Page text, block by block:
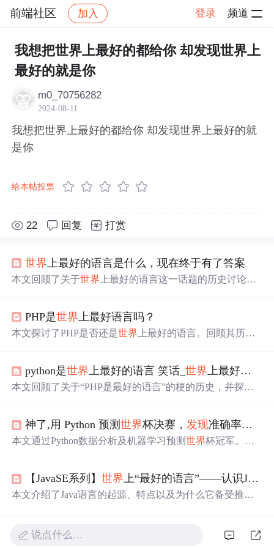
前端社区 加入 登录 频道
社区 前端社区 感慨 帖子详情
我想把世界上最好的都给你 却发现世界上
最好的就是你
m0_70756282
2024-08-11
我想把世界上最好的都给你 却发现世界上最好的就
是你
给本帖投票
22 回复 打赏
世界 上最好的语言是什么，现在终于有了答案
本文回顾了关于世界 上最好的语言这一话题的历史讨论，
得出结论：PHP被戏称为世界上最好的语言。
PHP是世界 上最好语言吗？
本文探讨了PHP是否还是世界 上最好的语言。回顾其历
程和请求处理方式上的特点；还对比了PHP7和PHP5的性
能，探讨了数组底层实现及扩展开发的利弊。
python是世界上最好的语言 笑话_世界上最好的语言是什么，现在终于有了答案...
本文回顾了关于“PHP是最好的语言”的梗的历史，并探讨
的喜爱。
神了,用 Python 预测世界杯决赛，发现准确率还挺高
本文通过Python数据分析及机器学习预测世界杯冠军。利
【JavaSE系列】世界上“最好的语言”——认识Java编程语言
本文介绍了Java语言的起源、特点以及为什么它备受推
好的语言’，但Java在服务端编程、移动应用开发等领域表
说点什么…